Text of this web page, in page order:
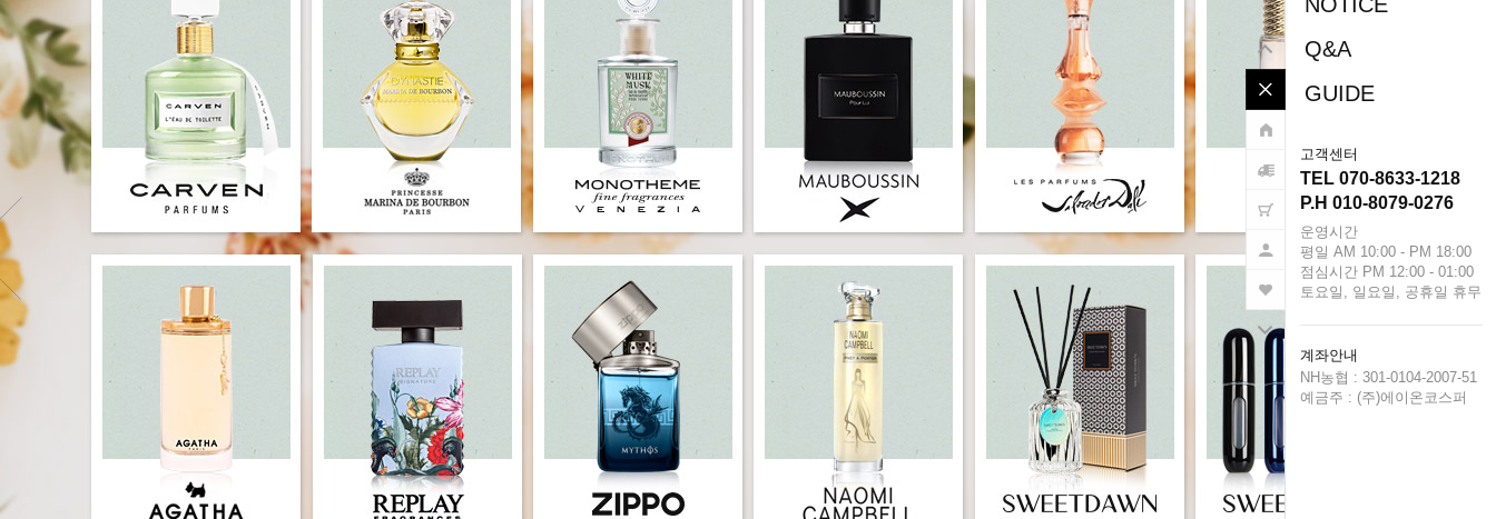
Q&A
GUIDE
고객센터
TEL 070-8633-1218
P.H 010-8079-0276
운영시간
평일 AM 10:00 - PM 18:00
점심시간 PM 12:00 - 01:00
토요일, 일요일, 공휴일 휴무
계좌안내
NH농협 : 301-0104-2007-51
예금주 : (주)에이온코스퍼